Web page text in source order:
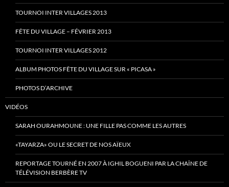
TOURNOI INTER VILLAGES 2013
FÊTE DU VILLAGE – FÉVRIER 2013
TOURNOI INTER VILLAGES 2012
ALBUM PHOTOS FÊTE DU VILLAGE SUR « PICASA »
PHOTOS D’ARCHIVE
VIDÉOS
SARAH OURAHMOUNE : UNE FILLE PAS COMME LES AUTRES
«TAYARZA» OU LE SECRET DE NOS AÏEUX
REPORTAGE TOURNÉ EN 2007 À IGHIL BOGUENI PAR LA CHAÎNE DE
TÉLÉVISION BERBÈRE TV